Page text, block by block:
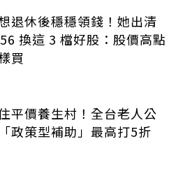
退休後穩穩領錢！她出清
換這 3 檔好股：股價高點
買
平價養生村！全台老人公
政策型補助」最高打5折